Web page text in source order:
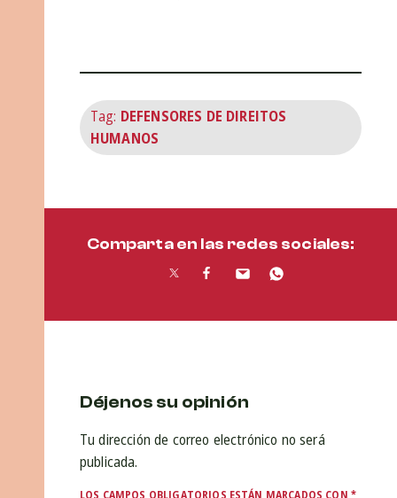
Tag: DEFENSORES DE DIREITOS
HUMANOS
Comparta en las redes sociales:
Déjenos su opinión
Tu dirección de correo electrónico no será
publicada.
LOS CAMPOS OBLIGATORIOS ESTÁN MARCADOS CON *